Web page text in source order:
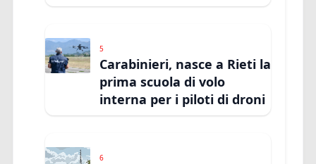
5
Carabinieri, nasce a Rieti la
prima scuola di volo
interna per i piloti di droni
6